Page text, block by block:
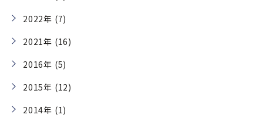
2022年 (7)
2021年 (16)
2016年 (5)
2015年 (12)
2014年 (1)